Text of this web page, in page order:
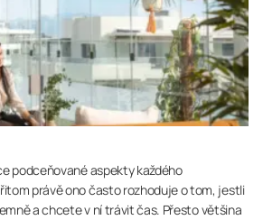
podceňované aspekty každého
právě ono často rozhoduje o tom, jestli
a chcete v ní trávit čas. Přesto většina